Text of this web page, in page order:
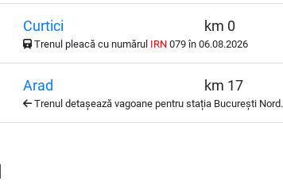
Curtici km 0
Trenul pleacă cu numărul IRN079 în 06.08.2026
Arad km 17
Trenul detașează vagoane pentru stația București Nord.